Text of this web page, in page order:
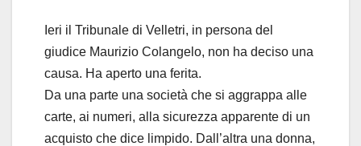
Ieri il Tribunale di Velletri, in persona del
giudice Maurizio Colangelo, non ha deciso una
causa. Ha aperto una ferita.
Da una parte una società che si aggrappa alle
carte, ai numeri, alla sicurezza apparente di un
acquisto che dice limpido. Dall’altra una donna,